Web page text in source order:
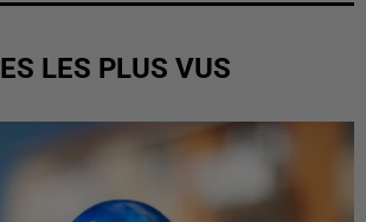
LES PLUS VUS